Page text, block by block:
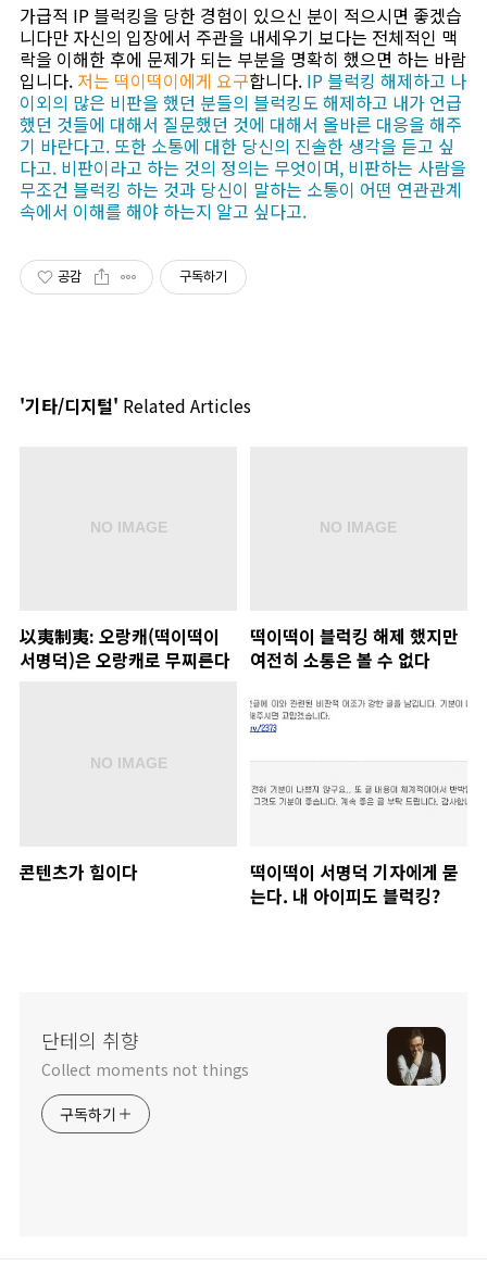
가급적 IP 블럭킹을 당한 경험이 있으신 분이 적으시면 좋겠습
니다만 자신의 입장에서 주관을 내세우기 보다는 전체적인 맥
락을 이해한 후에 문제가 되는 부분을 명확히 했으면 하는 바람
입니다. 저는 떡이떡이에게 요구합니다. IP 블럭킹 해제하고 나
이외의 많은 비판을 했던 분들의 블럭킹도 해제하고 내가 언급
했던 것들에 대해서 질문했던 것에 대해서 올바른 대응을 해주
기 바란다고. 또한 소통에 대한 당신의 진솔한 생각을 듣고 싶
다고. 비판이라고 하는 것의 정의는 무엇이며, 비판하는 사람을
무조건 블럭킹 하는 것과 당신이 말하는 소통이 어떤 연관관계
속에서 이해를 해야 하는지 알고 싶다고.
공감 구독하기
'기타/디지털' Related Articles
以夷制夷: 오랑캐(떡이떡이
서명덕)은 오랑캐로 무찌른다
떡이떡이 블럭킹 해제 했지만
여전히 소통은 볼 수 없다
콘텐츠가 힘이다
떡이떡이 서명덕 기자에게 묻
는다. 내 아이피도 블럭킹?
단테의 취향
Collect moments not things
구독하기